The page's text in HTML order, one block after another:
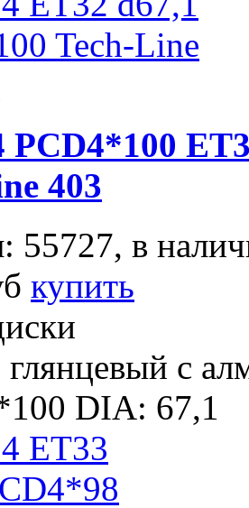
PCD4*100
403
55727, в
купить
с
DIA: 67,1